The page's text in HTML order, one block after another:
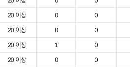
20 이상 0 0
20 이상 0 0
20 이상 1 0
20 이상 0 0